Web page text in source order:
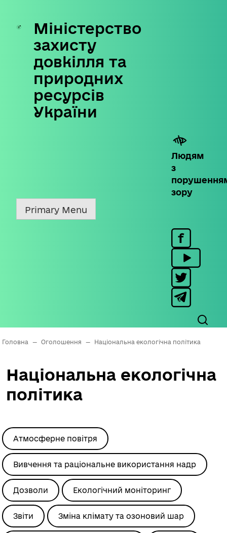
Skip
content
Міністерство
захисту
довкілля та
природних
ресурсів
України
Людям
з
зору
Primary Menu
Головна — Оголошення — Національна екологічна політика
Національна екологічна
політика
Атмосферне повітря
Вивчення та раціональне використання надр
Дозволи Екологічний моніторинг
Звіти Зміна клімату та озоновий шар